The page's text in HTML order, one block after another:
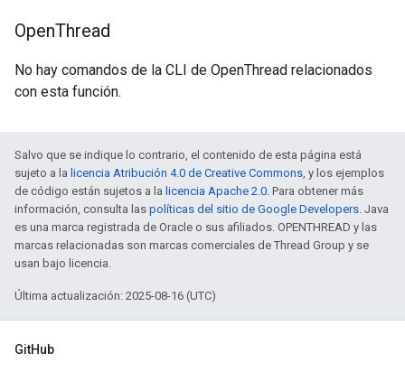
OpenThread
No hay comandos de la CLI de OpenThread relacionados
con esta función.
Salvo que se indique lo contrario, el contenido de esta página está
sujeto a la licencia Atribución 4.0 de Creative Commons , y los ejemplos
de código están sujetos a la licencia Apache 2.0 . Para obtener más
información, consulta las políticas del sitio de Google Developers . Java
es una marca registrada de Oracle o sus afiliados. OPENTHREAD y las
marcas relacionadas son marcas comerciales de Thread Group y se
usan bajo licencia.
Última actualización: 2025-08-16 (UTC)
GitHub